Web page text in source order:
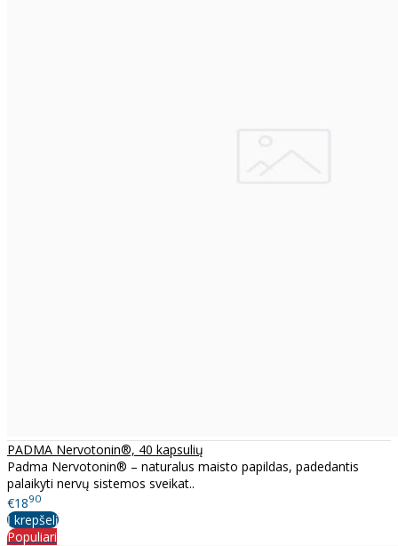
PADMA Nervotonin®, 40 kapsulių
Padma Nervotonin® – naturalus maisto papildas, padedantis
palaikyti nervų sistemos sveikat..
€1890
Į krepšelį
Populiari